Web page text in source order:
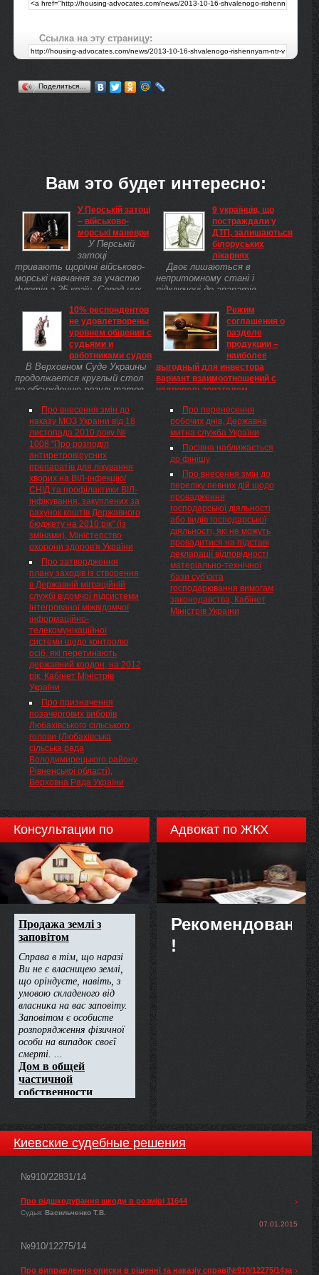
Ссылка на эту страницу:
Поделиться…
Вам это будет интересно:
У Перській затоці
– військово-
морські маневри
У Перській
затоці
тривають щорічні військово-
морські навчання за участю
флотів з 25 країн. Серед них
Франція, арабські держави і,
навіть, Японія. В морі тісно від
лінкорів, ...
10% респондентов
не удовлетворены
уровнем общения с
судьями и
работниками судов
В Верховном Суде Украины
продолжается круглый стол
по обсуждению результатов
независимости и
справедливости правосудия на
Украине.
Про внесення змін до
наказу МОЗ України від 18
листопада 2010 року №
1008 "Про розподіл
антиретровірусних
препаратів для лікування
хворих на ВІЛ-інфекцію/
СНІД та профілактики ВІЛ-
інфікування, закуплених за
рахунок коштів Державного
бюджету на 2010 рік" (із
змінами), Міністерство
охорони здоров'я України
Про затвердження
плану заходів із створення
в Державній міграційній
службі відомчої підсистеми
інтегрованої міжвідомчої
інформаційно-
телекомунікаційної
системи щодо контролю
осіб, які перетинають
державний кордон, на 2012
рік, Кабінет Міністрів
України
Про призначення
позачергових виборів
Любахівського сільського
голови (Любахівська
сільська рада
Володимирецького району
Рівненської області),
Верховна Рада України
9 українців, що
постраждали у
ДТП, залишаються
білоруських
лікарнях
Двоє лишаються в
непритомному стані і
підключені до апаратів
Білорусі залишаються 9
українців, які постраждали
внаслідок ДТП у Вітебській
області 28 липня.
Режим
соглашения о
разделе
продукции –
наиболее
выгодный для инвестора
вариант взаимоотношений с
недропользователем
положениями действующего
украинского законодательства
у инвестора, желающего
принять участие в реализации
проектов по добыче полезных
ископаемых на территории
Украины, есть несколько ...
Про перенесення
робочих днів, Державна
митна служба України
Посівна наближається
до фінішу
Про внесення змін до
переліку певних дій щодо
провадження
господарської діяльності
або видів господарської
діяльності, які не можуть
провадитися на підставі
декларації відповідності
матеріально-технічної
бази суб'єкта
господарювання вимогам
законодавства, Кабінет
Міністрів України
Консультации по
недвижимости
Адвокат по ЖКХ
Рекомендовано
!
Киевские судебные решения
№910/22831/14
Про відшкодування шкоди в розмірі 11644
Судья: Васильченко Т.В.
07.01.2015
№910/12275/14
Про виправлення описки в рішенні та наказіу справі№910/12275/14за